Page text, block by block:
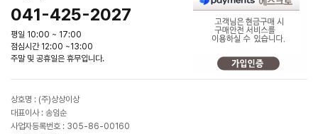
041-425-2027
평일 10:00 ~ 17:00
점심시간 12:00 ~13:00
주말 및 공휴일은 휴무입니다.
상호명 : (주)상상이상
대표이사 : 송임순
사업자등록번호 : 305-86-00160